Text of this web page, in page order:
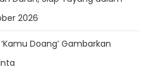
2026
Doang’ Gambarkan